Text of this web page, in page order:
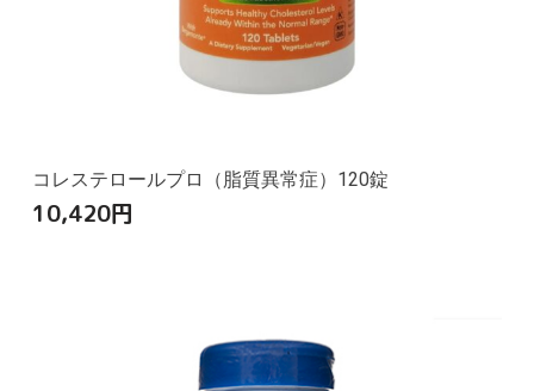
コレステロールプロ（脂質異常症）120錠
10,420円